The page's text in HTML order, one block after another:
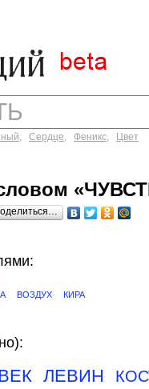
, Сердце, Феникс, Цвет
ВОЗДУХ КИРА
ЛЕВИН